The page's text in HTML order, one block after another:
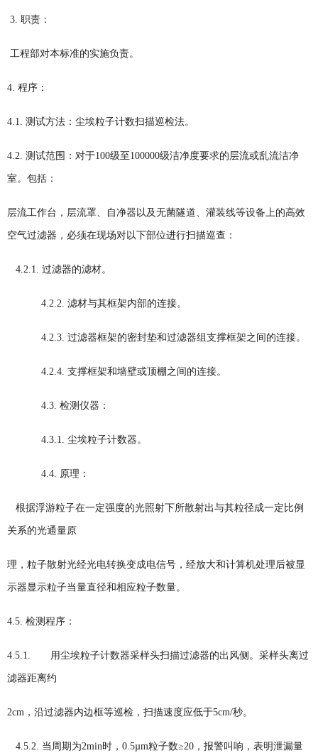
3. 职责：
工程部对本标准的实施负责。
4. 程序：
4.1. 测试方法：尘埃粒子计数扫描巡检法。
4.2. 测试范围：对于100级至100000级洁净度要求的层流或乱流洁净
室。包括：
层流工作台，层流罩、自净器以及无菌隧道、灌装线等设备上的高效
空气过滤器，必须在现场对以下部位进行扫描巡查：
4.2.1. 过滤器的滤材。
4.2.2. 滤材与其框架内部的连接。
4.2.3. 过滤器框架的密封垫和过滤器组支撑框架之间的连接。
4.2.4. 支撑框架和墙壁或顶棚之间的连接。
4.3. 检测仪器：
4.3.1. 尘埃粒子计数器。
4.4. 原理：
根据浮游粒子在一定强度的光照射下所散射出与其粒径成一定比例
关系的光通量原
理，粒子散射光经光电转换变成电信号，经放大和计算机处理后被显
示器显示粒子当量直径和相应粒子数量。
4.5. 检测程序：
4.5.1. 用尘埃粒子计数器采样头扫描过滤器的出风侧。采样头离过
滤器距离约
2cm，沿过滤器内边框等巡检，扫描速度应低于5cm/秒。
4.5.2. 当周期为2min时，0.5µm粒子数≥20，报警叫响，表明泄漏量